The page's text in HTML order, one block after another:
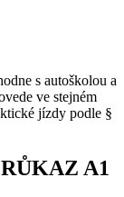
s autoškolou a
ve stejném
jízdy podle §
A1